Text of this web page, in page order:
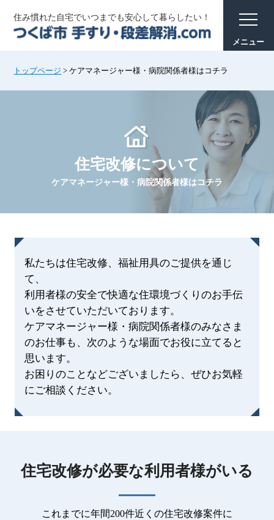
住み慣れた自宅でいつまでも安心して暮らしたい！
トップページ >ケアマネージャー様・病院関係者様はコチラ
住宅改修について
ケアマネージャー様・病院関係者様はコチラ
私たちは住宅改修、福祉用具のご提供を通じ
て、
利用者様の安全で快適な住環境づくりのお手伝
いをさせていただいております。
ケアマネージャー様・病院関係者様のみなさま
のお仕事も、次のような場面でお役に立てると
思います。
お困りのことなどございましたら、ぜひお気軽
にご相談ください。
住宅改修が必要な利用者様がいる
これまでに年間200件近くの住宅改修案件に